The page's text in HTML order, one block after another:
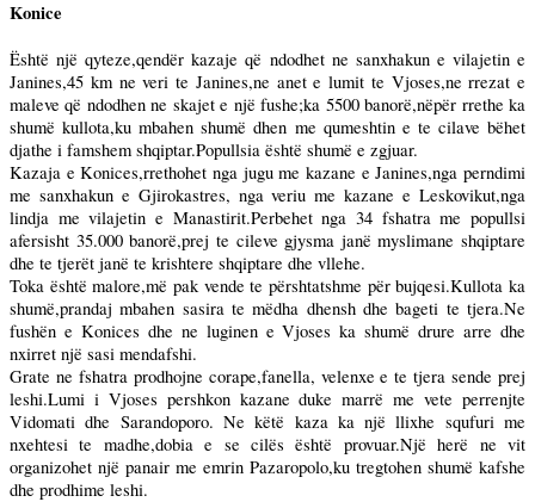
Konice
Është një qyteze,qendër kazaje që ndodhet ne sanxhakun e vilajetin e
Janines,45 km ne veri te Janines,ne anet e lumit te Vjoses,ne rrezat e
maleve që ndodhen ne skajet e një fushe;ka 5500 banorë,nëpër rrethe ka
shumë kullota,ku mbahen shumë dhen me qumeshtin e te cilave bëhet
djathe i famshem shqiptar.Popullsia është shumë e zgjuar.
Kazaja e Konices,rrethohet nga jugu me kazane e Janines,nga perndimi
me sanxhakun e Gjirokastres, nga veriu me kazane e Leskovikut,nga
lindja me vilajetin e Manastirit.Perbehet nga 34 fshatra me popullsi
afersisht 35.000 banorë,prej te cileve gjysma janë myslimane shqiptare
dhe te tjerët janë te krishtere shqiptare dhe vllehe.
Toka është malore,më pak vende te përshtatshme për bujqesi.Kullota ka
shumë,prandaj mbahen sasira te mëdha dhensh dhe bageti te tjera.Ne
fushën e Konices dhe ne luginen e Vjoses ka shumë drure arre dhe
nxirret një sasi mendafshi.
Grate ne fshatra prodhojne corape,fanella, velenxe e te tjera sende prej
leshi.Lumi i Vjoses pershkon kazane duke marrë me vete perrenjte
Vidomati dhe Sarandoporo. Ne këtë kaza ka një llixhe squfuri me
nxehtesi te madhe,dobia e se cilës është provuar.Një herë ne vit
organizohet një panair me emrin Pazaropolo,ku tregtohen shumë kafshe
dhe prodhime leshi.